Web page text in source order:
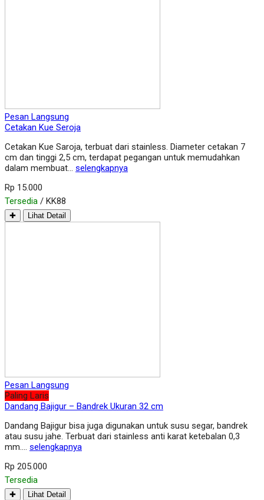
Pesan Langsung
Cetakan Kue Seroja
Cetakan Kue Saroja, terbuat dari stainless. Diameter cetakan 7
cm dan tinggi 2,5 cm, terdapat pegangan untuk memudahkan
dalam membuat… selengkapnya
Rp 15.000
Tersedia / KK88
✚ Lihat Detail
Pesan Langsung
Paling Laris
Dandang Bajigur – Bandrek Ukuran 32 cm
Dandang Bajigur bisa juga digunakan untuk susu segar, bandrek
atau susu jahe. Terbuat dari stainless anti karat ketebalan 0,3
mm…. selengkapnya
Rp 205.000
Tersedia
✚ Lihat Detail